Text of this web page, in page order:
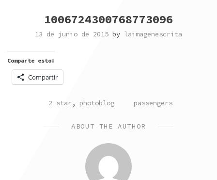
1006724300768773096
13 de junio de 2015 by laimagenescrita
Comparte esto:
Compartir
POSTED
2 star, photoblog TAGGED
passengers
ABOUT THE AUTHOR